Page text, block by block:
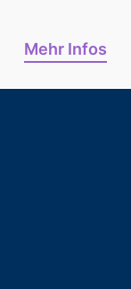
Mehr Infos